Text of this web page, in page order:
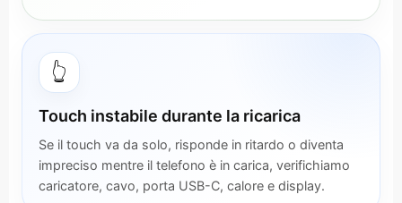
👆
Touch instabile durante la ricarica
Se il touch va da solo, risponde in ritardo o diventa
impreciso mentre il telefono è in carica, verifichiamo
caricatore, cavo, porta USB-C, calore e display.